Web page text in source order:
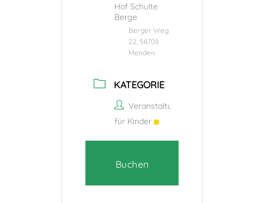
Hof Schulte
Berge
Berger Weg
22, 58708
Menden
KATEGORIE
Veranstaltungen
für Kinder
Buchen